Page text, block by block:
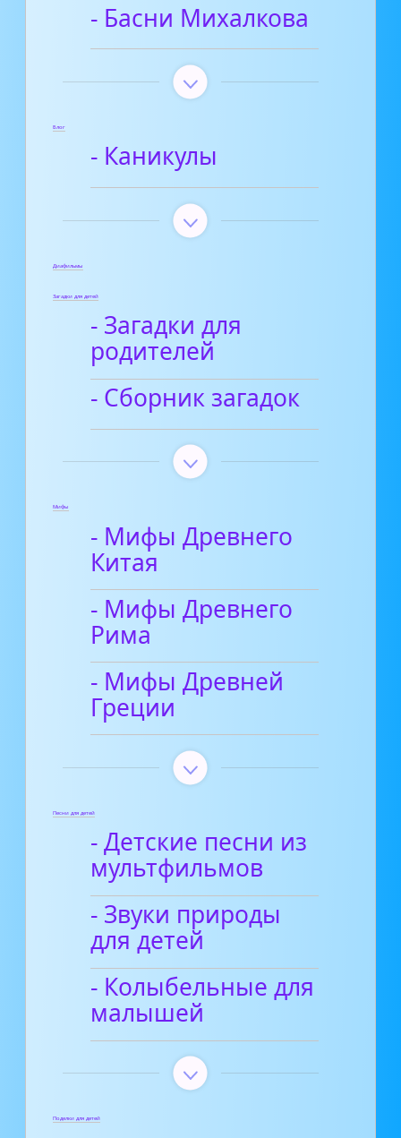
- Басни Михалкова
Блог
- Каникулы
Диафильмы
Загадки для детей
- Загадки для
родителей
- Сборник загадок
Мифы
- Мифы Древнего
Китая
- Мифы Древнего
Рима
- Мифы Древней
Греции
Песни для детей
- Детские песни из
мультфильмов
- Звуки природы
для детей
- Колыбельные для
малышей
Поделки для детей